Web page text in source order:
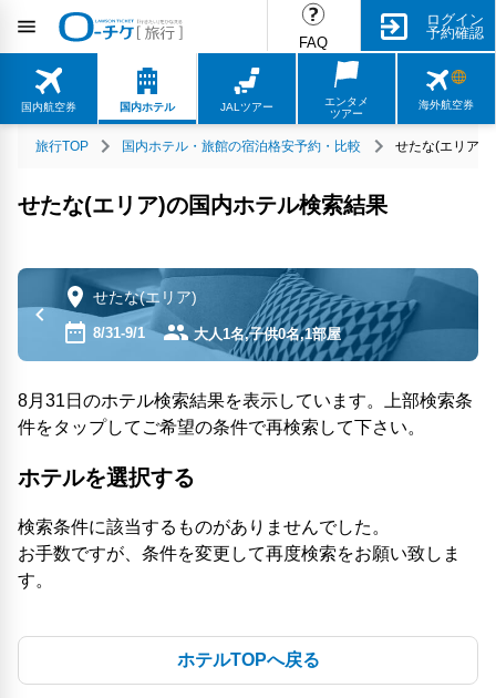
FAQ
ログイン
予約確認
国内航空券 国内ホテル JALツアー
エンタメ
ツアー
海外航空券
旅行TOP 国内ホテル・旅館の宿泊格安予約・比較 せたな(エリア)
せたな(エリア)の国内ホテル検索結果
せたな(エリア)
8/31-9/1 大人1名,子供0名,1部屋
8月31日のホテル検索結果を表示しています。上部検索条
件をタップしてご希望の条件で再検索して下さい。
ホテルを選択する
検索条件に該当するものがありませんでした。
お手数ですが、条件を変更して再度検索をお願い致しま
す。
ホテルTOPへ戻る